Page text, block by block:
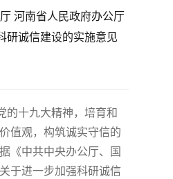
河南省人民政府办公厅
研诚信建设的实施意见
的十九大精神，培育和
值观，构筑诚实守信的
《中共中央办公厅、国
于进一步加强科研诚信